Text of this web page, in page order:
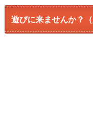
遊びに来ませんか？（